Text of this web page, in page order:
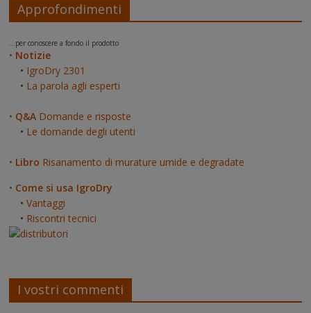
Approfondimenti
...per conoscere a fondo il prodotto
• Notizie
• IgroDry 2301
• La parola agli esperti
• Q&A Domande e risposte
• Le domande degli utenti
• Libro Risanamento di murature umide e degradate
• Come si usa IgroDry
•Vantaggi
• Riscontri tecnici
I vostri commenti